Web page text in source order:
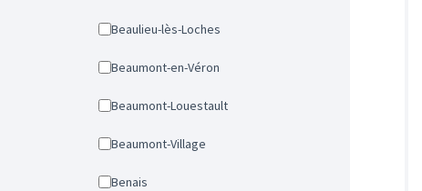
Beaulieu-lès-Loches
Beaumont-en-Véron
Beaumont-Louestault
Beaumont-Village
Benais